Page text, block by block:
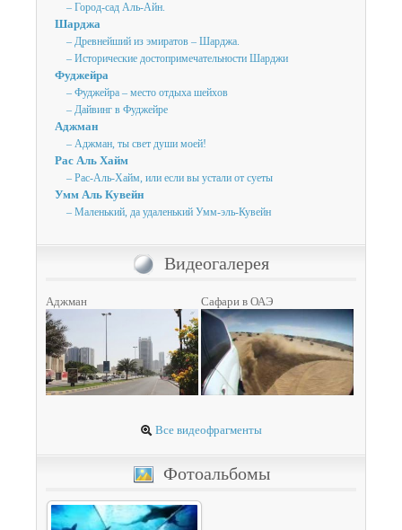
– Город-сад Аль-Айн.
Шарджа
– Древнейший из эмиратов – Шарджа.
– Исторические достопримечательности Шарджи
Фуджейра
– Фуджейра – место отдыха шейхов
– Дайвинг в Фуджейре
Аджман
– Аджман, ты свет души моей!
Рас Аль Хайм
– Рас-Аль-Хайм, или если вы устали от суеты
Умм Аль Кувейн
– Маленький, да удаленький Умм-эль-Кувейн
Видеогалерея
Аджман Сафари в ОАЭ
Все видеофрагменты
Фотоальбомы